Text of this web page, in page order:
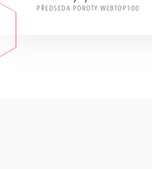
PŘEDSEDA POROTY WEBTOP100